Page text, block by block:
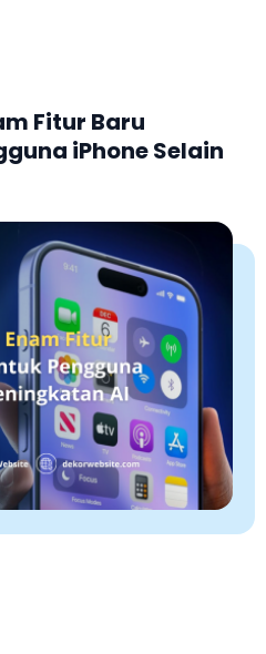
Fitur Baru
iPhone Selain